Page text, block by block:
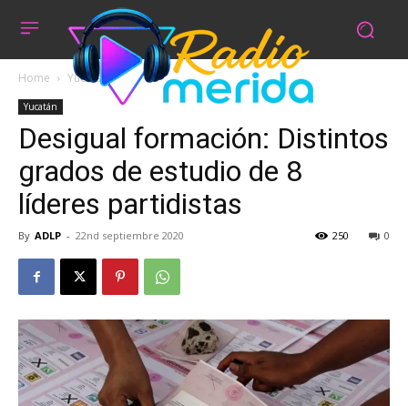
Home Yucatán
Yucatán
Desigual formación: Distintos
grados de estudio de 8
líderes partidistas
By ADLP - 22nd septiembre 2020 0
250